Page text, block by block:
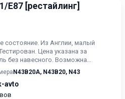
E87 [рестайлинг]
состояние. Из Англии, малый
Цена указана за
без навесного. Возможна
в сборе. Цену в сборе уточ...
N43B20A, N43B20, N43
avto